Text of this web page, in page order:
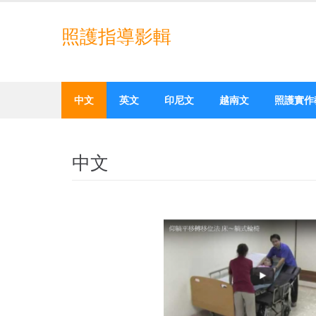
照護指導影輯
中文 英文 印尼文 越南文 照護實
中文